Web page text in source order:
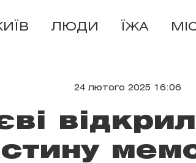
ЛЮДИ ЇЖА
24 лютого 2025 16:06